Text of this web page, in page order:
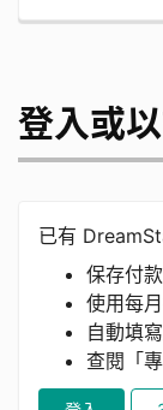
登入或
已有
保存付
使用每
自動填
查閱「